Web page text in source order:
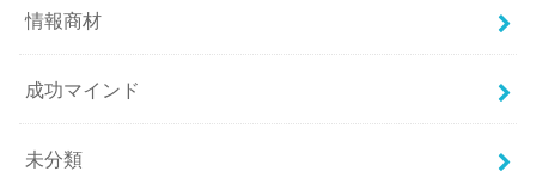
情報商材
成功マインド
未分類